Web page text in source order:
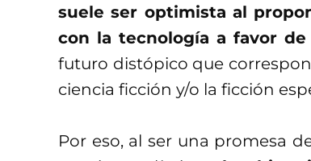
suele ser optimista al
con la tecnología a favor de
futuro distópico que
ciencia ficción y/o la ficción
Por eso, al ser una promesa